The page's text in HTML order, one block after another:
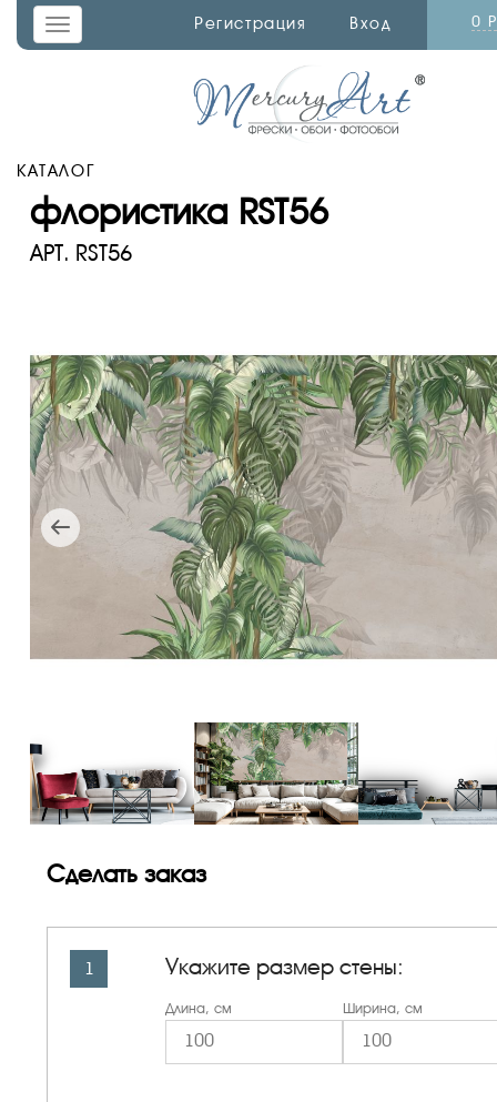
Регистрация Вход 0
Toggle
navigation
КАТАЛОГ
флористика RST56
АРТ. RST56
Сделать заказ
1 Укажите размер стены:
Длина, см Ширина, см